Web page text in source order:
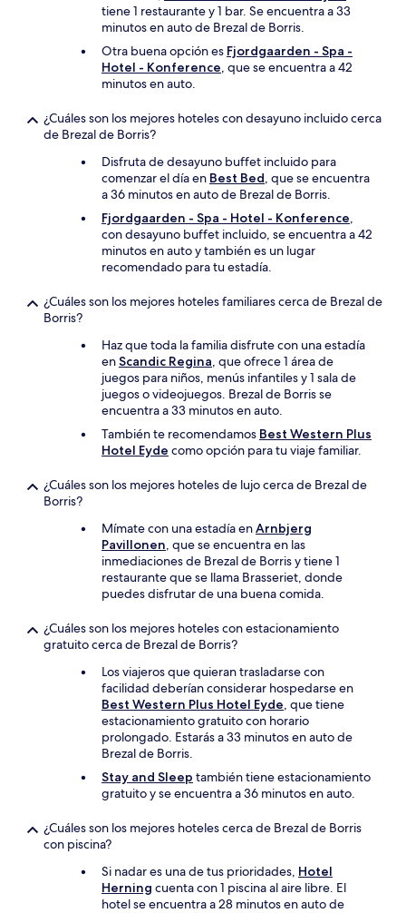
tiene 1 restaurante y 1 bar. Se encuentra a 33
minutos en auto de Brezal de Borris.
Otra buena opción es Fjordgaarden - Spa -
Hotel - Konference, que se encuentra a 42
minutos en auto.
¿Cuáles son los mejores hoteles con desayuno incluido cerca
de Brezal de Borris?
Disfruta de desayuno buffet incluido para
comenzar el día en Best Bed, que se encuentra
a 36 minutos en auto de Brezal de Borris.
Fjordgaarden - Spa - Hotel - Konference,
con desayuno buffet incluido, se encuentra a 42
minutos en auto y también es un lugar
recomendado para tu estadía.
¿Cuáles son los mejores hoteles familiares cerca de Brezal de
Borris?
Haz que toda la familia disfrute con una estadía
enScandic Regina, que ofrece 1 área de
juegos para niños, menús infantiles y 1 sala de
juegos o videojuegos. Brezal de Borris se
encuentra a 33 minutos en auto.
También te recomendamos Best Western Plus
Hotel Eyde como opción para tu viaje familiar.
¿Cuáles son los mejores hoteles de lujo cerca de Brezal de
Borris?
Mímate con una estadía enArnbjerg
Pavillonen, que se encuentra en las
inmediaciones de Brezal de Borris y tiene 1
restaurante que se llama Brasseriet, donde
puedes disfrutar de una buena comida.
¿Cuáles son los mejores hoteles con estacionamiento
gratuito cerca de Brezal de Borris?
Los viajeros que quieran trasladarse con
facilidad deberían considerar hospedarse en
Best Western Plus Hotel Eyde, que tiene
estacionamiento gratuito con horario
prolongado. Estarás a 33 minutos en auto de
Brezal de Borris.
Stay and Sleep también tiene estacionamiento
gratuito y se encuentra a 36 minutos en auto.
¿Cuáles son los mejores hoteles cerca de Brezal de Borris
con piscina?
Si nadar es una de tus prioridades, Hotel
Herning cuenta con 1 piscina al aire libre. El
hotel se encuentra a 28 minutos en auto de